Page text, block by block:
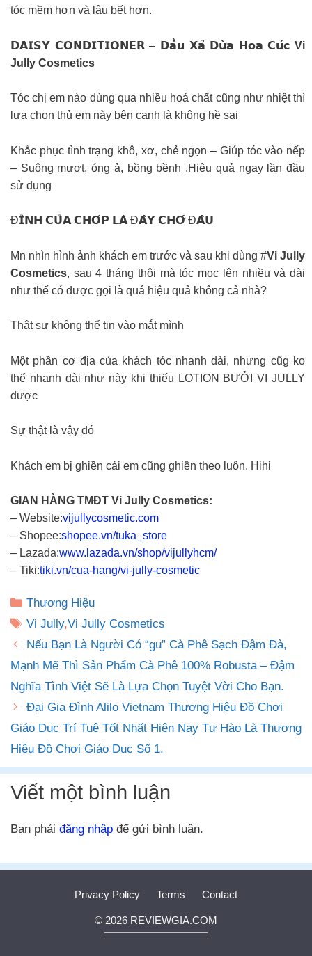
tóc mềm hơn và lâu bết hơn.
𝗗𝗔𝗜𝗦𝗬 𝗖𝗢𝗡𝗗𝗜𝗧𝗜𝗢𝗡𝗘𝗥 – 𝗗𝗮̂̀𝘂 𝗫𝗮̉ 𝗗𝘂̛̀𝗮 𝗛𝗼𝗮 𝗖𝘂́𝗰 Vi
Jully Cosmetics
Tóc chị em nào dùng qua nhiều hoá chất cũng như nhiệt thì
lựa chọn thủ em này bên cạnh là không hề sai
Khắc phục tình trạng khô, xơ, chẻ ngọn – Giúp tóc vào nếp
– Suông mượt, óng ả, bồng bềnh .Hiệu quả ngay lần đầu
sử dụng
Đ𝗜̉𝗡𝗛 𝗖𝗨̉𝗔 𝗖𝗛𝗢́𝗣 𝗟𝗔̀ Đ𝗔̂𝗬 𝗖𝗛𝗢̛́ Đ𝗔̂𝗨
Mn nhìn hình ảnh khách em trước và sau khi dùng #Vi Jully
Cosmetics, sau 4 tháng thôi mà tóc mọc lên nhiều và dài
như thế có được gọi là quá hiệu quả không cả nhà?
Thật sự không thể tin vào mắt mình
Một phần cơ địa của khách tóc nhanh dài, nhưng cũg ko
thể nhanh dài như này khi thiếu LOTION BƯỞI VI JULLY
được
Sự thật là vậy đó
Khách em bị ghiền cái em cũng ghiền theo luôn. Hihi
GIAN HÀNG TMĐT Vi Jully Cosmetics:
– Website:vijullycosmetic.com
– Shopee:shopee.vn/tuka_store
– Lazada:www.lazada.vn/shop/vijullyhcm/
– Tiki:tiki.vn/cua-hang/vi-jully-cosmetic
Danh
mục
Thương Hiệu
Thẻ
Vi Jully,Vi Jully Cosmetics
Nếu Bạn Là Người Có “gu” Cà Phê Sạch Đậm Đà,
Mạnh Mẽ Thì Sản Phẩm Cà Phê 100% Robusta – Đậm
Nghĩa Tình Việt Sẽ Là Lựa Chọn Tuyệt Vời Cho Bạn.
Đại Gia Đình Alilo Vietnam Thương Hiệu Đồ Chơi
Giáo Dục Trí Tuệ Tốt Nhất Hiện Nay Tự Hào Là Thương
Hiệu Đồ Chơi Giáo Dục Số 1.
Viết một bình luận
Bạn phải đăng nhập để gửi bình luận.
Privacy Policy Terms Contact
© 2026 REVIEWGIA.COM